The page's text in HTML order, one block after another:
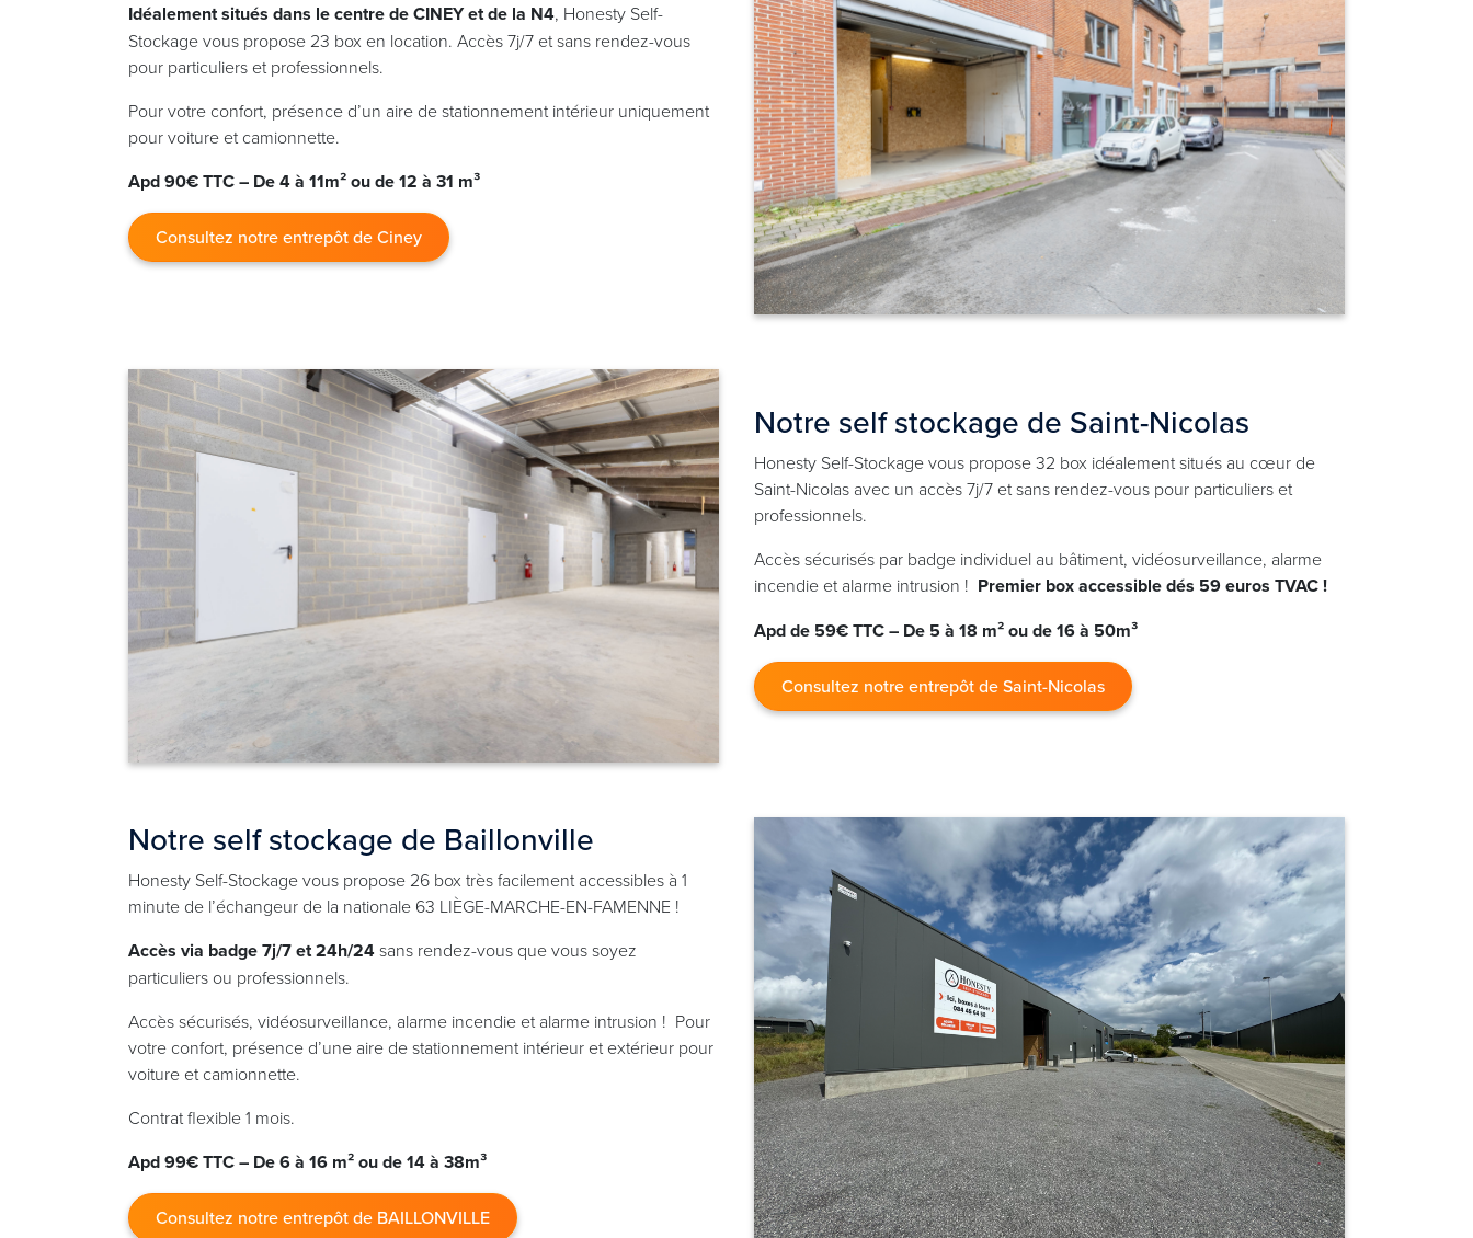
Idéalement situés dans le centre de CINEY et de la N4, Honesty Self-
Stockage vous propose 23 box en location. Accès 7j/7 et sans rendez-vous
pour particuliers et professionnels.
Pour votre confort, présence d’un aire de stationnement intérieur uniquement
pour voiture et camionnette.
Apd 90€ TTC – De 4 à 11m² ou de 12 à 31 m³
Consultez notre entrepôt de Ciney
Notre self stockage de Saint-Nicolas
Honesty Self-Stockage vous propose 32 box idéalement situés au cœur de
Saint-Nicolas avec un accès 7j/7 et sans rendez-vous pour particuliers et
professionnels.
Accès sécurisés par badge individuel au bâtiment, vidéosurveillance, alarme
incendie et alarme intrusion ! Premier box accessible dés 59 euros TVAC !
Apd de 59€ TTC – De 5 à 18 m² ou de 16 à 50m³
Consultez notre entrepôt de Saint-Nicolas
Notre self stockage de Baillonville
Honesty Self-Stockage vous propose 26 box très facilement accessibles à 1
minute de l’échangeur de la nationale 63 LIÈGE-MARCHE-EN-FAMENNE !
Accès via badge 7j/7 et 24h/24sans rendez-vous que vous soyez
particuliers ou professionnels.
Accès sécurisés, vidéosurveillance, alarme incendie et alarme intrusion ! Pour
votre confort, présence d’une aire de stationnement intérieur et extérieur pour
voiture et camionnette.
Contrat flexible 1 mois.
Apd 99€ TTC – De 6 à 16 m² ou de 14 à 38m³
Consultez notre entrepôt de BAILLONVILLE